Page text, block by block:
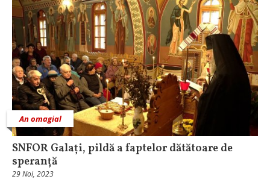
An omagial
SNFOR Galați, pildă a faptelor dătătoare de
speranță
29 Noi, 2023